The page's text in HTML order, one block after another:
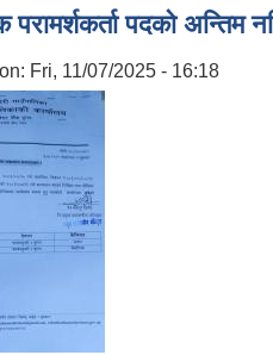
परामर्शकर्ता पदकाे
Fri, 11/07/2025 - 16:18